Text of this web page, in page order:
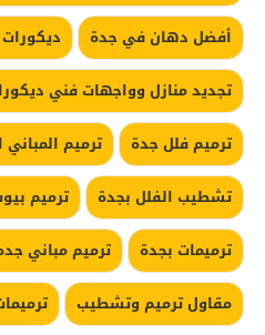
أفضل دهان في جدة
تجديد منازل وواجهات فني
ترميم فلل جدة
ترميم
تشطيب الفلل بجدة
ترميم
ترميمات بجدة
ترميم مباني
مقاول ترميم وتشطيب